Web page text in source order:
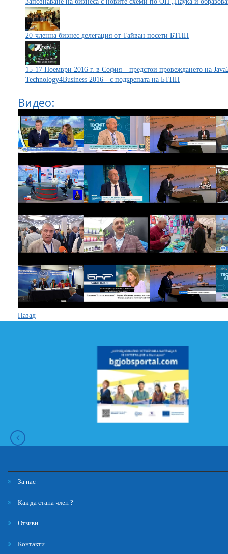
20-членна бизнес делегация от Тайван посети БТПП
15-17 Ноември 2016 г. в София – предстои провеждането на
Technology4Business 2016 - с подкрепата на БТПП
Видео:
Назад
За нас
Как да стана член ?
Отзиви
Контакти